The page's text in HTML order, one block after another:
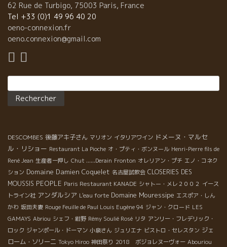
62 Rue de Turbigo, 75003 Paris, France
Tel +33 (0)1 49 96 40 20
oeno-connexion.fr
oeno.connexion@gmail.com
DESCOMBES 後藤アキ子さん マリオン イタリアワイン ドメーヌ・マルセ
ル・リショー Restaurant La Pioche オ・プティ・ボンヌール Henri-Pierre fils de
René Jean 生産者一押し Chut ......Derain Fronton オレリアン・プチ エノ・コネク
ション Domaine Damien Coquelet 名古屋試飲会 CLOSERIES DES
MOUSSIS PEOPLE Paris Restaurant KANADE シャトー・メレ２００２ イース
トライン社 アンダルシア L'eau forte Domaine Mouressipe エスポア・しん
かわ 坂田夫妻 Rouge Feuille de Paul Louis Eugène 94 ジャン・クロード LES
GAMAYS Abriou シェフ・紺野 Rémy Soulié Rosé リタ アンリー・フレデリック・
ロック ジャンポール・ドーマン 小泉さん ジュリエナ ビストロ・セレスタン ジェ
ローム・ソリーニ Tokyo Hiroo 神田祭り 2018 ボジョレヌーヴォー Abouriou